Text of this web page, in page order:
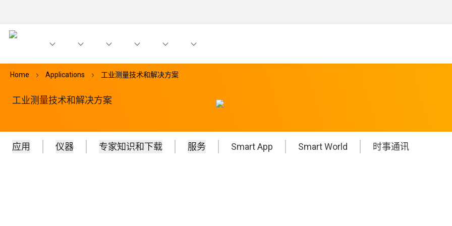
Home Applications 工业测量技术和解决方案
工业测量技术和解决方案
应用 仪器 专家知识和下载 服务 Smart App Smart World 时事通讯